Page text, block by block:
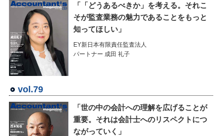
「「どうあるべきか」を考える。それこ
そが監査業務の魅力であることをもっと
知ってほしい」
EY新日本有限責任監査法人
パートナー 成田 礼子
vol.79
「世の中の会計への理解を広げることが
重要。それは会計士へのリスペクトにつ
ながっていく」